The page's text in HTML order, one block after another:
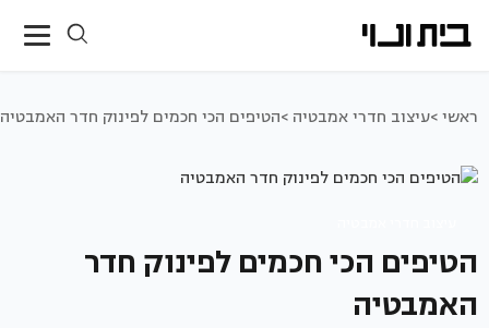
ראשי >עיצוב חדרי אמבטיה >הטיפים הכי חכמים לפינוק חדר האמבטיה
הטיפים הכי חכמים לפינוק חדר
האמבטיה